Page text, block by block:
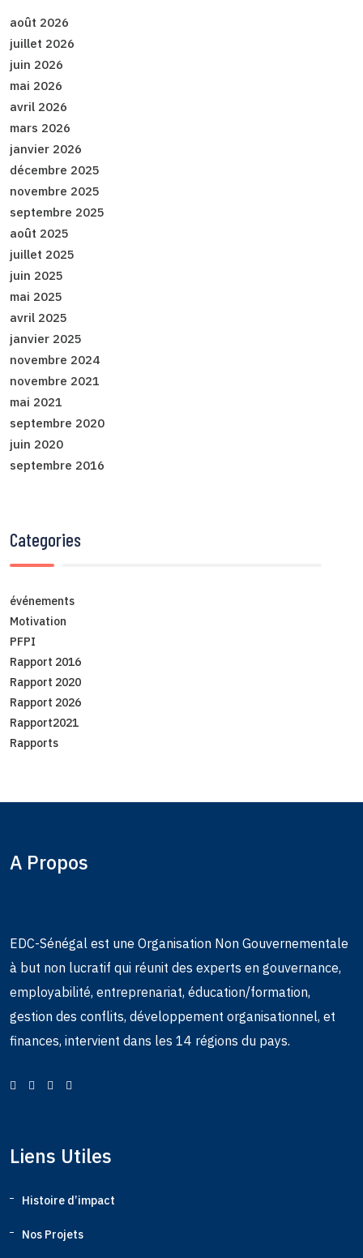
août 2026
juillet 2026
juin 2026
mai 2026
avril 2026
mars 2026
janvier 2026
décembre 2025
novembre 2025
septembre 2025
août 2025
juillet 2025
juin 2025
mai 2025
avril 2025
janvier 2025
novembre 2024
novembre 2021
mai 2021
septembre 2020
juin 2020
septembre 2016
Categories
événements
Motivation
PFPI
Rapport 2016
Rapport 2020
Rapport 2026
Rapport2021
Rapports
A Propos
EDC-Sénégal est une Organisation Non Gouvernementale
à but non lucratif qui réunit des experts en gouvernance,
employabilité, entreprenariat, éducation/formation,
gestion des conflits, développement organisationnel, et
finances, intervient dans les 14 régions du pays.
Liens Utiles
Histoire d’impact
Nos Projets